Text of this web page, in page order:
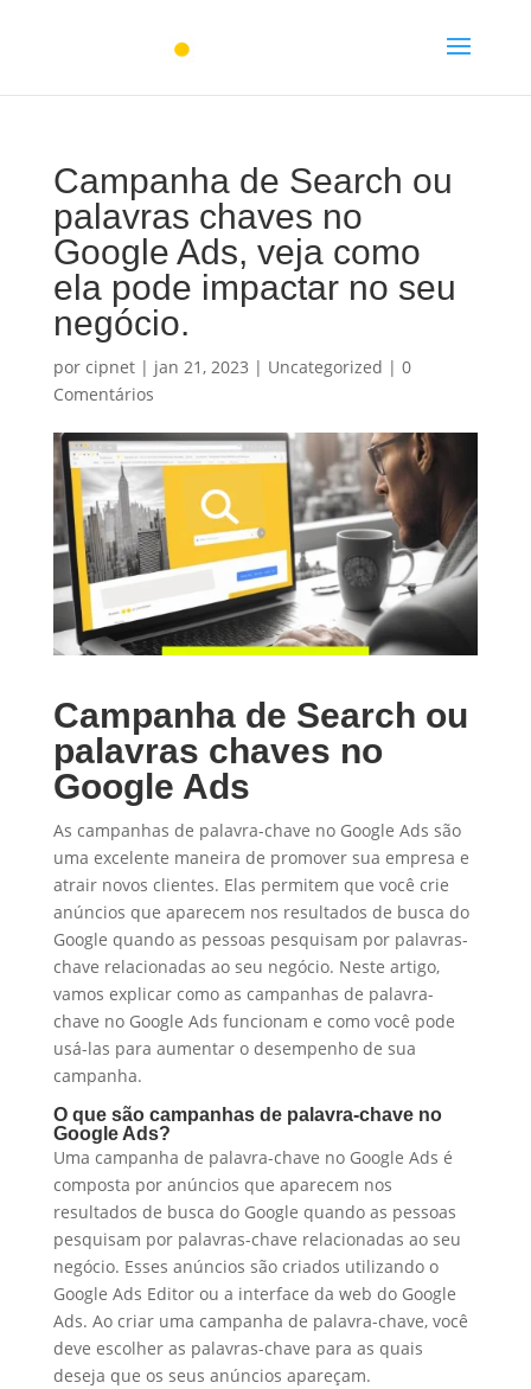
Campanha de Search ou
palavras chaves no
Google Ads, veja como
ela pode impactar no seu
negócio.
por cipnet| jan 21, 2023 | Uncategorized | 0
Comentários
Campanha de Search ou
palavras chaves no
Google Ads
As campanhas de palavra-chave no Google Ads são
uma excelente maneira de promover sua empresa e
atrair novos clientes. Elas permitem que você crie
anúncios que aparecem nos resultados de busca do
Google quando as pessoas pesquisam por palavras-
chave relacionadas ao seu negócio. Neste artigo,
vamos explicar como as campanhas de palavra-
chave no Google Ads funcionam e como você pode
usá-las para aumentar o desempenho de sua
campanha.
O que são campanhas de palavra-chave no
Google Ads?
Uma campanha de palavra-chave no Google Ads é
composta por anúncios que aparecem nos
resultados de busca do Google quando as pessoas
pesquisam por palavras-chave relacionadas ao seu
negócio. Esses anúncios são criados utilizando o
Google Ads Editor ou a interface da web do Google
Ads. Ao criar uma campanha de palavra-chave, você
deve escolher as palavras-chave para as quais
deseja que os seus anúncios apareçam.